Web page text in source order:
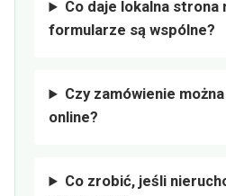
Co daje lokalna strona
formularze są wspólne?
Czy zamówienie można
online?
Co zrobić, jeśli